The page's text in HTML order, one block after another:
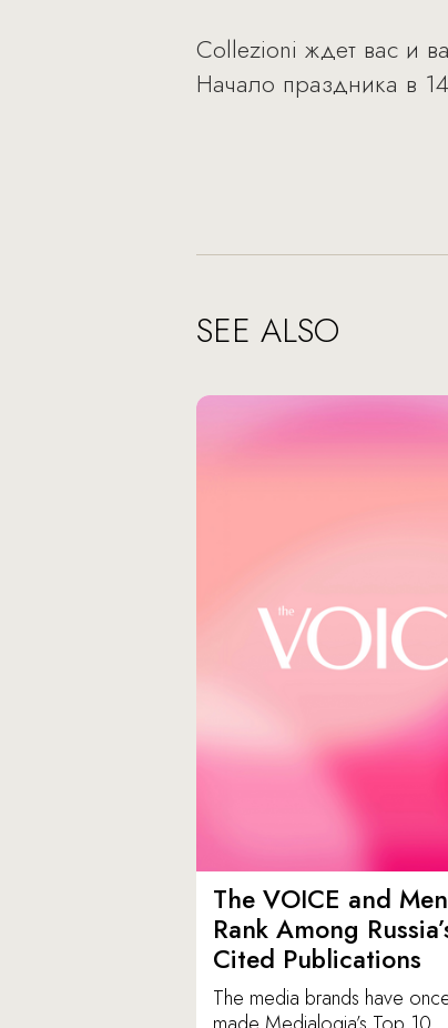
Collezioni ждет вас и
Начало праздника в
SEE ALSO
The VOICE and
Rank Among
Cited Publications
The media brands have